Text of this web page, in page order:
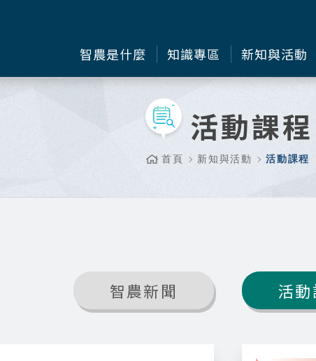
智農是什麼 知識專區 新知與活動
活動課程
首頁 新知與活動 活動課程
智農新聞 活動